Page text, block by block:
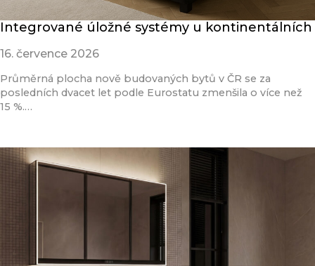
Integrované úložné systémy u kontinentálních
16. července 2026
Průměrná plocha nově budovaných bytů v ČR se za
posledních dvacet let podle Eurostatu zmenšila o více než
15 %.…